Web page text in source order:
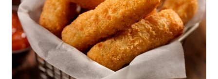
queijo muçarela, farinha de amêndoa e outros
ingredientes nutritivos, esse Pão de Queijo Low Carb é